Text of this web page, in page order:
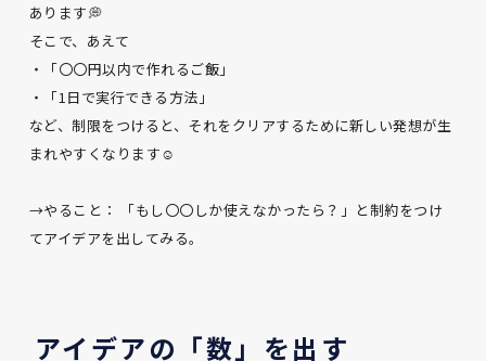
あります💭
そこで、あえて
・「〇〇円以内で作れるご飯」
・「1日で実行できる方法」
など、制限をつけると、それをクリアするために新しい発想が生
まれやすくなります☺
→やること： 「もし〇〇しか使えなかったら？」と制約をつけ
てアイデアを出してみる。
アイデアの「数」を出す